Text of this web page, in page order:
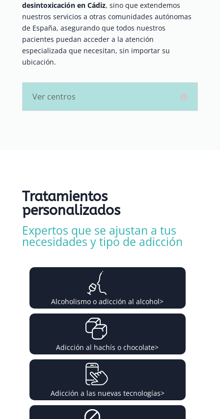
desintoxicación en Cádiz, sino que extendemos
nuestros servicios a otras comunidades autónomas
de España, asegurando que todos nuestros
pacientes puedan acceder a la atención
especializada que necesitan, sin importar su
ubicación.
Ver centros
Tratamientos
personalizados
Expertos que se ajustan a tus
necesidades y tipo de adicción
Alcoholismo o adicción al alcohol>
Adicción al hachís o chocolate>
Adicción a las nuevas tecnologías>